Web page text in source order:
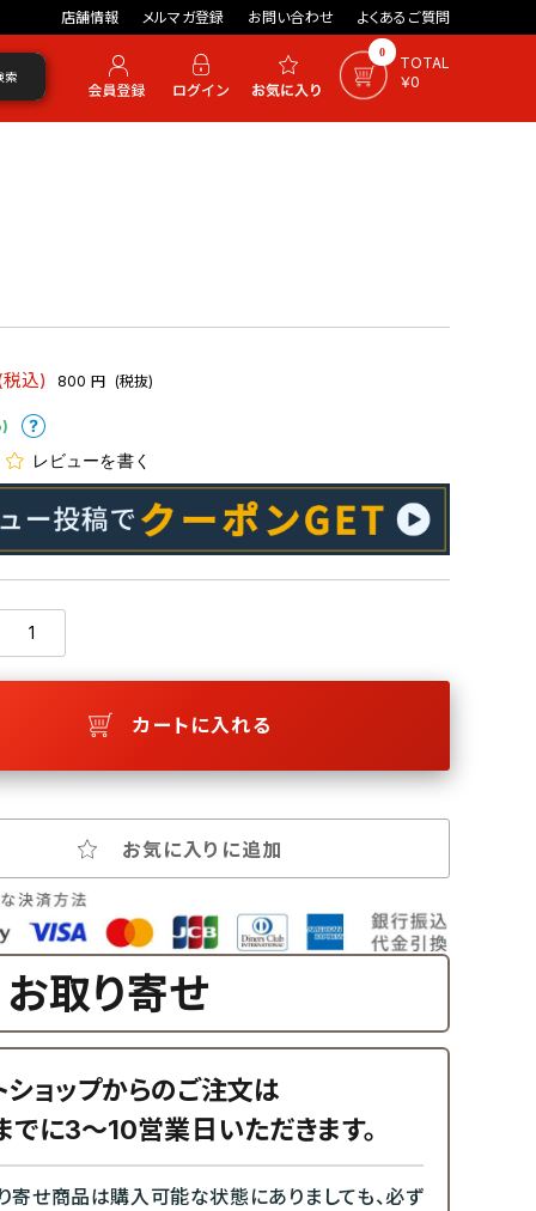
店舗情報 メルマガ登録 お問い合わせ よくあるご質問
0
TOTAL
￥0
索
込) 800 円 (税抜)
レビューを書く
カートに入れる
お気に入りに追加
お取り寄せ
ショップからのご注文は
でに3～10営業日いただきます。
寄せ商品は購入可能な状態にありましても、必ず